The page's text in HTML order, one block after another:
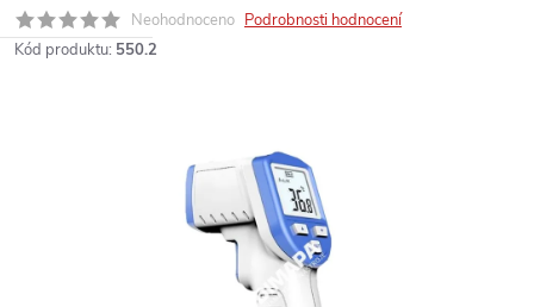
Neohodnoceno Podrobnosti hodnocení
Kód produktu: 550.2